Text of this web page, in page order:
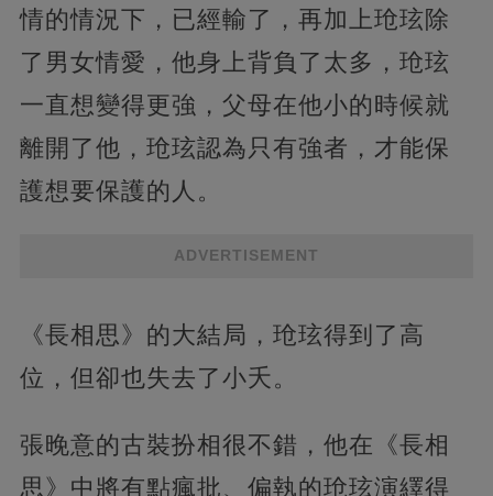
情的情況下，已經輸了，再加上玱玹除
了男女情愛，他身上背負了太多，玱玹
一直想變得更強，父母在他小的時候就
離開了他，玱玹認為只有強者，才能保
護想要保護的人。
ADVERTISEMENT
《長相思》的大結局，玱玹得到了高
位，但卻也失去了小夭。
張晚意的古裝扮相很不錯，他在《長相
思》中將有點瘋批、偏執的玱玹演繹得